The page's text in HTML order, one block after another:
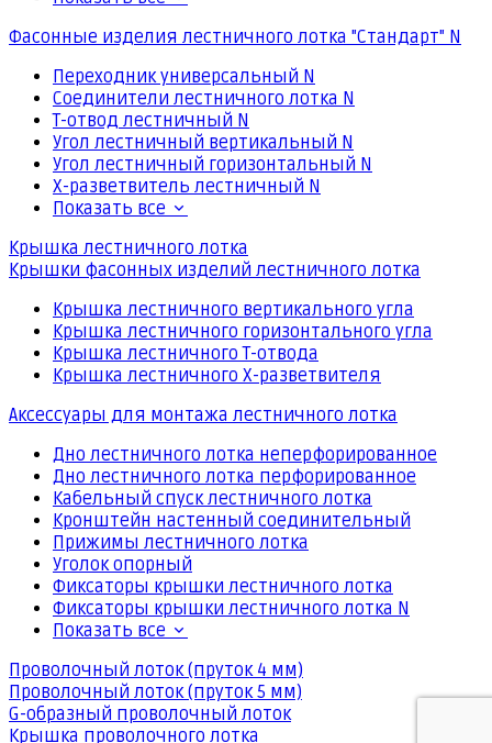
Фасонные изделия лестничного лотка "Стандарт" N
Переходник универсальный N
Соединители лестничного лотка N
Т-отвод лестничный N
Угол лестничный вертикальный N
Угол лестничный горизонтальный N
Х-разветвитель лестничный N
Показать все
Крышка лестничного лотка
Крышки фасонных изделий лестничного лотка
Крышка лестничного вертикального угла
Крышка лестничного горизонтального угла
Крышка лестничного Т-отвода
Крышка лестничного Х-разветвителя
Аксессуары для монтажа лестничного лотка
Дно лестничного лотка неперфорированное
Дно лестничного лотка перфорированное
Кабельный спуск лестничного лотка
Кронштейн настенный соединительный
Прижимы лестничного лотка
Уголок опорный
Фиксаторы крышки лестничного лотка
Фиксаторы крышки лестничного лотка N
Показать все
Проволочный лоток (пруток 4 мм)
Проволочный лоток (пруток 5 мм)
G-образный проволочный лоток
Крышка проволочного лотка